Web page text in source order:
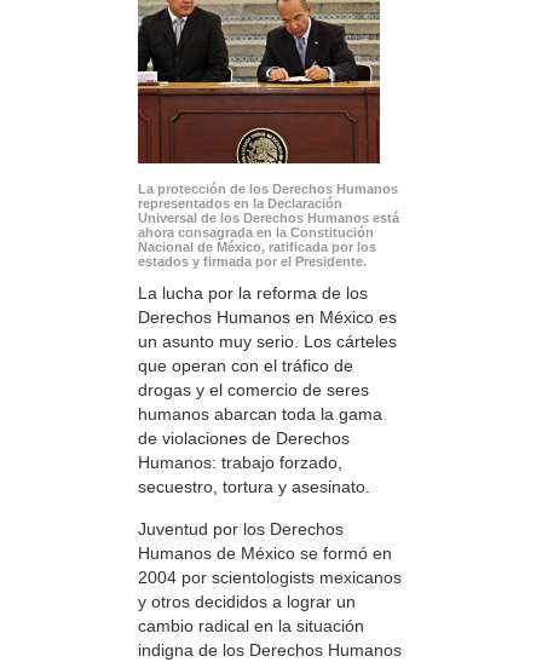
La protección de los Derechos Humanos
representados en la Declaración
Universal de los Derechos Humanos está
ahora consagrada en la Constitución
Nacional de México, ratificada por los
estados y firmada por el Presidente.
La lucha por la reforma de los
Derechos Humanos en México es
un asunto muy serio. Los cárteles
que operan con el tráfico de
drogas y el comercio de seres
humanos abarcan toda la gama
de violaciones de Derechos
Humanos: trabajo forzado,
secuestro, tortura y asesinato.
Juventud por los Derechos
Humanos de México se formó en
2004 por scientologists mexicanos
y otros decididos a lograr un
cambio radical en la situación
indigna de los Derechos Humanos